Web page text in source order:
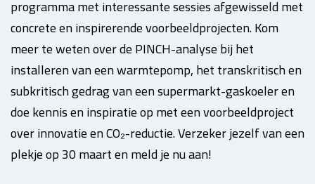
programma met interessante sessies afgewisseld met
concrete en inspirerende voorbeeldprojecten. Kom
meer te weten over de PINCH-analyse bij het
installeren van een warmtepomp, het transkritisch en
subkritisch gedrag van een supermarkt-gaskoeler en
doe kennis en inspiratie op met een voorbeeldproject
over innovatie en CO₂-reductie. Verzeker jezelf van een
plekje op 30 maart en meld je nu aan!